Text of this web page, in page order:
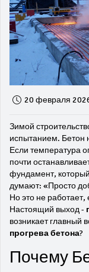
20 февраля
Зимой
испытанием. Бетон
Если температура
почти
фундамент,
думают: «Просто
Но это не работает,
Настоящий выход -
возникает главный
прогрева бетона?
Почему